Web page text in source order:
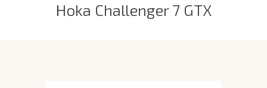
Hoka Challenger 7 GTX